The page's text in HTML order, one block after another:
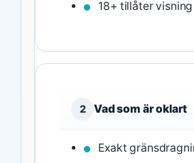
18+ tillåter
2 Vad som är oklart
Exakt